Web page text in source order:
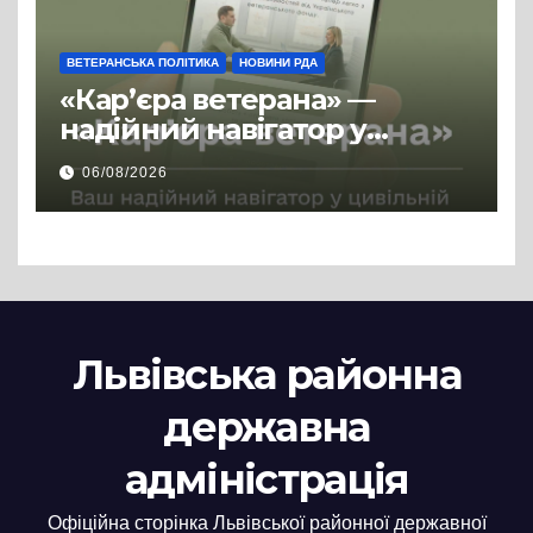
ВЕТЕРАНСЬКА ПОЛІТИКА НОВИНИ РДА
«Кар’єра ветерана» —
надійний навігатор у
цивільній професії
06/08/2026
Львівська районна
державна
адміністрація
Офіційна сторінка Львівської районної державної